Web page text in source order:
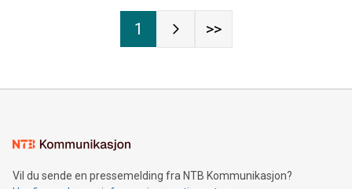
1 >>
Vil du sende en pressemelding fra NTB Kommunikasjon?